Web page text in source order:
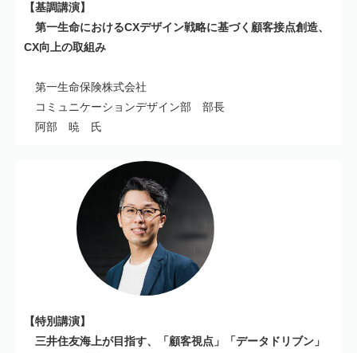
【基調講演】
第一生命におけるCXデザイン戦略に基づく顧客接点創造、
CX向上の取組み
第一生命保険株式会社
コミュニケーションデザイン部 部長
阿部 暁 氏
【特別講演】
三井住友海上が目指す、「顧客視点」「データドリブン」